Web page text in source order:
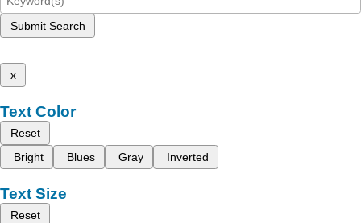
Submit Search
x
Text Color
Reset
Bright
Blues Gray Inverted
Text Size
Reset